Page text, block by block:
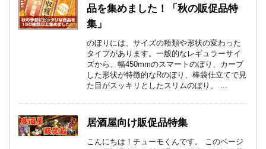
品を集めました！「秋の販促品特
集」
のぼりには、サイズの種類や形状の変わった
タイプがあります。一般的なレギュラーサイ
ズから、幅450mmのスマートのぼり、カーブ
した形状が特徴的なRのぼり、棒袋仕立てで見
た目がスッキリとしたスリムのぼり、 ...
居酒屋向け販促品特集
こんにちは！チューモくんです。 このページ